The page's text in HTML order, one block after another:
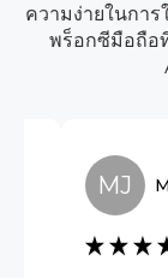
ความง่ายในการ
พร็อกซีมือถือ
MJ